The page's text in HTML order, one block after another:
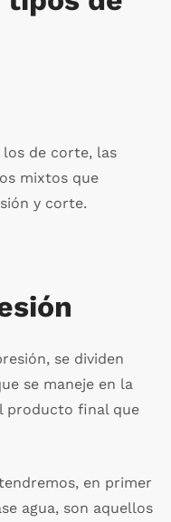
de corte, las
mixtos que
y corte.
se dividen
se maneje en la
producto final que
en primer
agua, son aquellos